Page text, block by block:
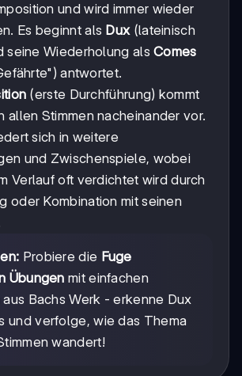
und wird immer wieder
Es beginnt als Dux(lateinisch
seine Wiederholung alsComes
antwortet.
(erste Durchführung) kommt
allen Stimmen nacheinander vor.
sich in weitere
und Zwischenspiele, wobei
Verlauf oft verdichtet wird durch
oder Kombination mit seinen
Probiere die Fuge
Übungen mit einfachen
Bachs Werk - erkenne Dux
und verfolge, wie das Thema
wandert!